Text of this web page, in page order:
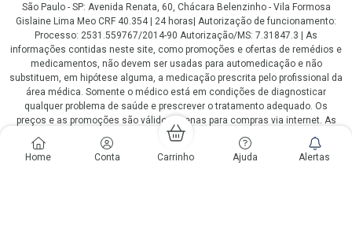
Home Conta Carrinho Ajuda Alertas
São Paulo - SP: Avenida Renata, 60, Chácara Belenzinho - Vila Formosa
Gislaine Lima Meo CRF 40.354 | 24 horas| Autorização de funcionamento:
Processo: 2531.559767/2014-90 Autorização/MS: 7.31847.3 | As
informações contidas neste site, como promoções e ofertas de remédios e
medicamentos, não devem ser usadas para automedicação e não
substituem, em hipótese alguma, a medicação prescrita pelo profissional da
área médica. Somente o médico está em condições de diagnosticar
qualquer problema de saúde e prescrever o tratamento adequado. Os
preços e as promoções são válidos apenas para compras via internet. As
fotos contidas em nosso site são meramente ilustrativas. *Preços e
disponibilidade sujeitos a alterações no decorrer do dia. Antibióticos e
antimicrobianos vendas apenas em lojas físicas ou televendas. Portaria nº